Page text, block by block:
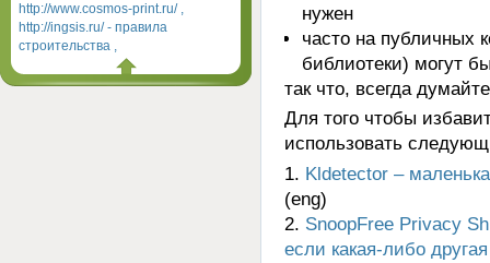
нужен
часто на публичных
библиотеки) могут
так что, всегда
Для того чтобы
использовать
1. Kldetector –
(eng)
2. SnoopFree Privacy
если какая-либо
http://www.cosmos-print.ru/ ,
http://ingsis.ru/ - правила
строительства ,